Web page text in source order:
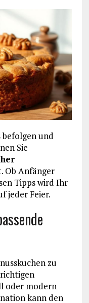
befolgen und
Sie
Ob Anfänger
Tipps wird Ihr
jeder Feier.
zu
oder modern
kann den